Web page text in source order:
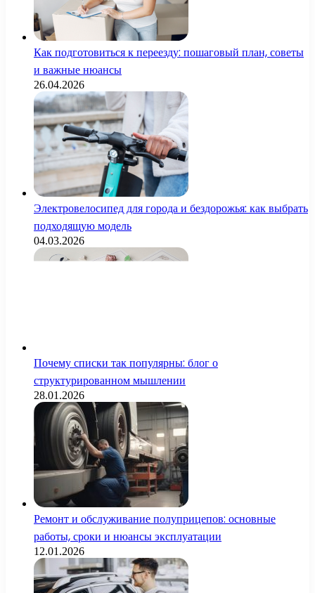
Как подготовиться к переезду: пошаговый план, советы
и важные нюансы
26.04.2026
Электровелосипед для города и бездорожья: как выбрать
подходящую модель
04.03.2026
Почему списки так популярны: блог о
структурированном мышлении
28.01.2026
Ремонт и обслуживание полуприцепов: основные
работы, сроки и нюансы эксплуатации
12.01.2026